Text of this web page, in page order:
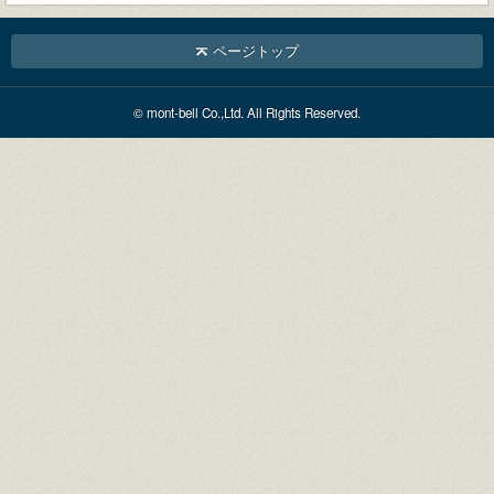
ページトップ
© mont-bell Co.,Ltd. All Rights Reserved.